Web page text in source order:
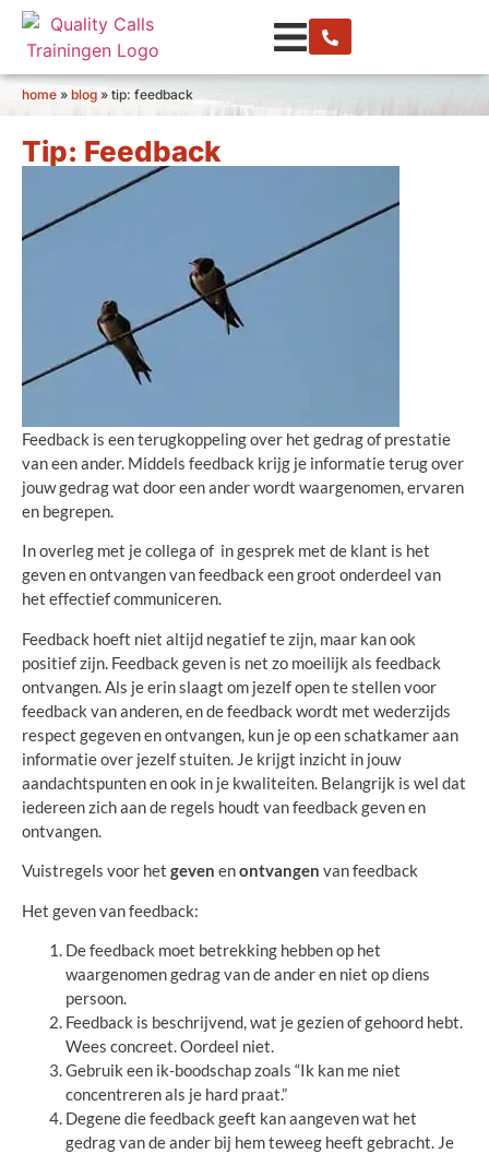
home » blog » tip: feedback
Tip: Feedback
Feedback is een terugkoppeling over het gedrag of prestatie
van een ander. Middels feedback krijg je informatie terug over
jouw gedrag wat door een ander wordt waargenomen, ervaren
en begrepen.
In overleg met je collega of in gesprek met de klant is het
geven en ontvangen van feedback een groot onderdeel van
het effectief communiceren.
Feedback hoeft niet altijd negatief te zijn, maar kan ook
positief zijn. Feedback geven is net zo moeilijk als feedback
ontvangen. Als je erin slaagt om jezelf open te stellen voor
feedback van anderen, en de feedback wordt met wederzijds
respect gegeven en ontvangen, kun je op een schatkamer aan
informatie over jezelf stuiten. Je krijgt inzicht in jouw
aandachtspunten en ook in je kwaliteiten. Belangrijk is wel dat
iedereen zich aan de regels houdt van feedback geven en
ontvangen.
Vuistregels voor het geven enontvangen van feedback
Het geven van feedback:
De feedback moet betrekking hebben op het
waargenomen gedrag van de ander en niet op diens
persoon.
Feedback is beschrijvend, wat je gezien of gehoord hebt.
Wees concreet. Oordeel niet.
Gebruik een ik-boodschap zoals “Ik kan me niet
concentreren als je hard praat.”
Degene die feedback geeft kan aangeven wat het
gedrag van de ander bij hem teweeg heeft gebracht. Je